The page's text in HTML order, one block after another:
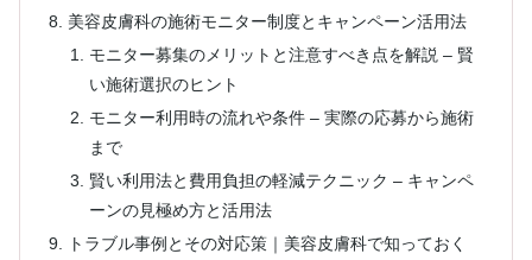
美容皮膚科の施術モニター制度とキャンペーン活用法
モニター募集のメリットと注意すべき点を解説 – 賢
い施術選択のヒント
モニター利用時の流れや条件 – 実際の応募から施術
まで
賢い利用法と費用負担の軽減テクニック – キャンペ
ーンの見極め方と活用法
トラブル事例とその対応策｜美容皮膚科で知っておく